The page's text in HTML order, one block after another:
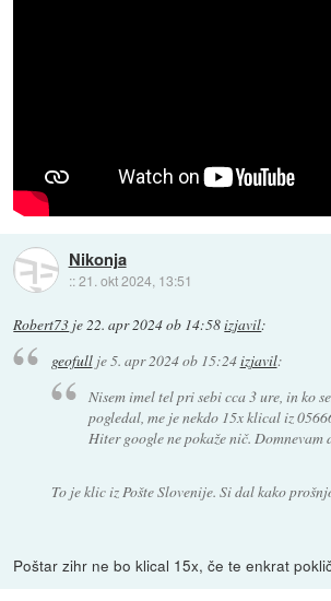
Nikonja
::21. okt 2024, 13:51
Robert73 je22. apr 2024 ob 14:58izjavil:
geofullje5. apr 2024 ob 15:24izjavil:
Nisem imel tel pri sebi cca 3 ure, in ko
pogledal, me je nekdo 15x klical iz
Hiter google ne pokaže nič. Domnevam
To je klic iz Pošte Slovenije. Si dal kako
Poštar zihr ne bo klical 15x, če te enkrat